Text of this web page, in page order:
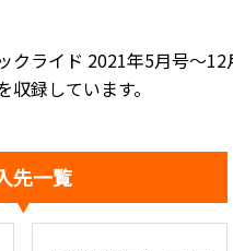
クライド 2021年5月号～12
録しています。
先一覧